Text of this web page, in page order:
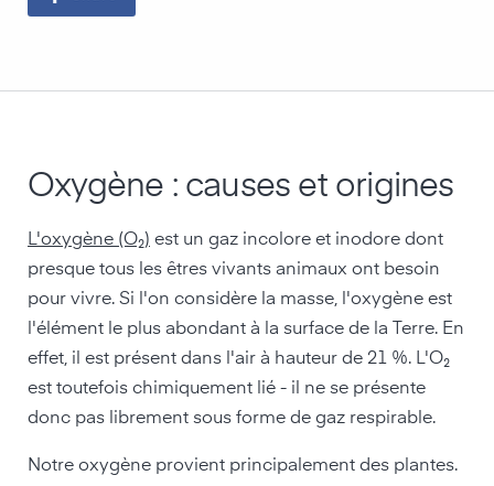
Oxygène : causes et origines
L'oxygène (O₂) est un gaz incolore et inodore dont
presque tous les êtres vivants animaux ont besoin
pour vivre. Si l'on considère la masse, l'oxygène est
l'élément le plus abondant à la surface de la Terre. En
effet, il est présent dans l'air à hauteur de 21 %. L'O₂
est toutefois chimiquement lié - il ne se présente
donc pas librement sous forme de gaz respirable.
Notre oxygène provient principalement des plantes.